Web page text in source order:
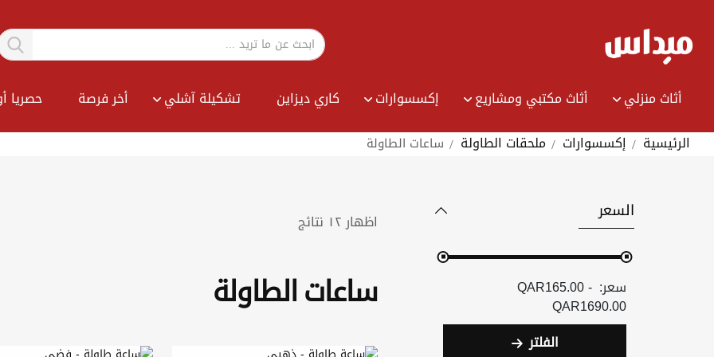
Content
أثاث منزلي أثاث مكتبي ومشاريع إكسسوارات كاري ديزاين تشكيلة آشلي أخر فرصة حصريا
الرئيسية
إكسسوارات ملحقات الطاولة ساعات الطاولة
اظهار١٢ نتائج
ساعات الطاولة
السعر
QAR165.00 -
QAR1690.00
الفلتر